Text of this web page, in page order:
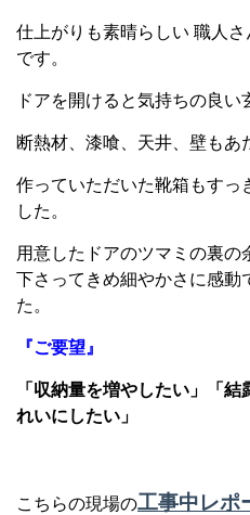
仕上がりも素晴らしい 職人
です。
ドアを開けると気持ちの良い
断熱材、漆喰、天井、壁もあ
作っていただいた靴箱もすっ
した。
用意したドアのツマミの裏の
下さってきめ細やかさに感動
た。
『ご要望』
「収納量を増やしたい」「
れいにしたい」
こちらの現場の工事中レポ